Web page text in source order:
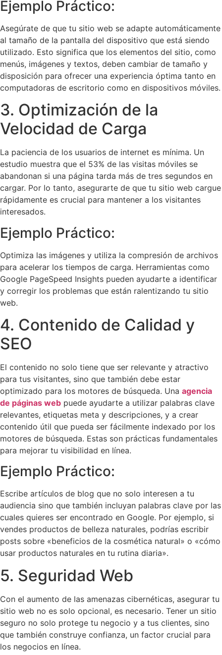
Ejemplo Práctico:
Asegúrate de que tu sitio web se adapte automáticamente
al tamaño de la pantalla del dispositivo que está siendo
utilizado. Esto significa que los elementos del sitio, como
menús, imágenes y textos, deben cambiar de tamaño y
disposición para ofrecer una experiencia óptima tanto en
computadoras de escritorio como en dispositivos móviles.
3. Optimización de la
Velocidad de Carga
La paciencia de los usuarios de internet es mínima. Un
estudio muestra que el 53% de las visitas móviles se
abandonan si una página tarda más de tres segundos en
cargar. Por lo tanto, asegurarte de que tu sitio web cargue
rápidamente es crucial para mantener a los visitantes
interesados.
Ejemplo Práctico:
Optimiza las imágenes y utiliza la compresión de archivos
para acelerar los tiempos de carga. Herramientas como
Google PageSpeed Insights pueden ayudarte a identificar
y corregir los problemas que están ralentizando tu sitio
web.
4. Contenido de Calidad y
SEO
El contenido no solo tiene que ser relevante y atractivo
para tus visitantes, sino que también debe estar
optimizado para los motores de búsqueda. Una agencia
de páginas web puede ayudarte a utilizar palabras clave
relevantes, etiquetas meta y descripciones, y a crear
contenido útil que pueda ser fácilmente indexado por los
motores de búsqueda. Estas son prácticas fundamentales
para mejorar tu visibilidad en línea.
Ejemplo Práctico:
Escribe artículos de blog que no solo interesen a tu
audiencia sino que también incluyan palabras clave por las
cuales quieres ser encontrado en Google. Por ejemplo, si
vendes productos de belleza naturales, podrías escribir
posts sobre «beneficios de la cosmética natural» o «cómo
usar productos naturales en tu rutina diaria».
5. Seguridad Web
Con el aumento de las amenazas cibernéticas, asegurar tu
sitio web no es solo opcional, es necesario. Tener un sitio
seguro no solo protege tu negocio y a tus clientes, sino
que también construye confianza, un factor crucial para
los negocios en línea.